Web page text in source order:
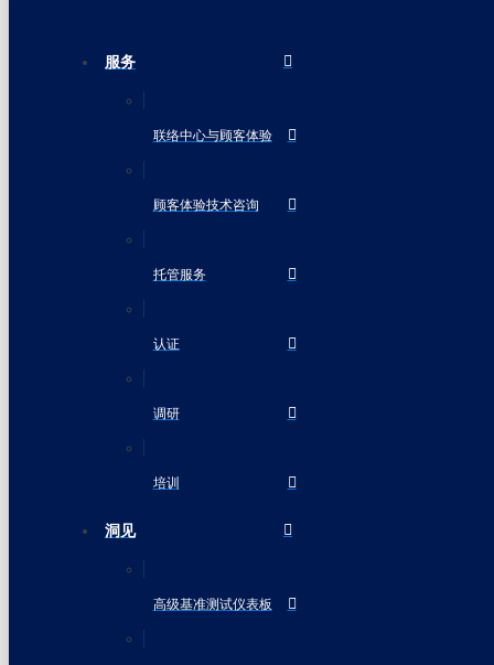
服务
联络中心与顾客体验
顾客体验技术咨询
托管服务
认证
调研
培训
洞见
高级基准测试仪表板